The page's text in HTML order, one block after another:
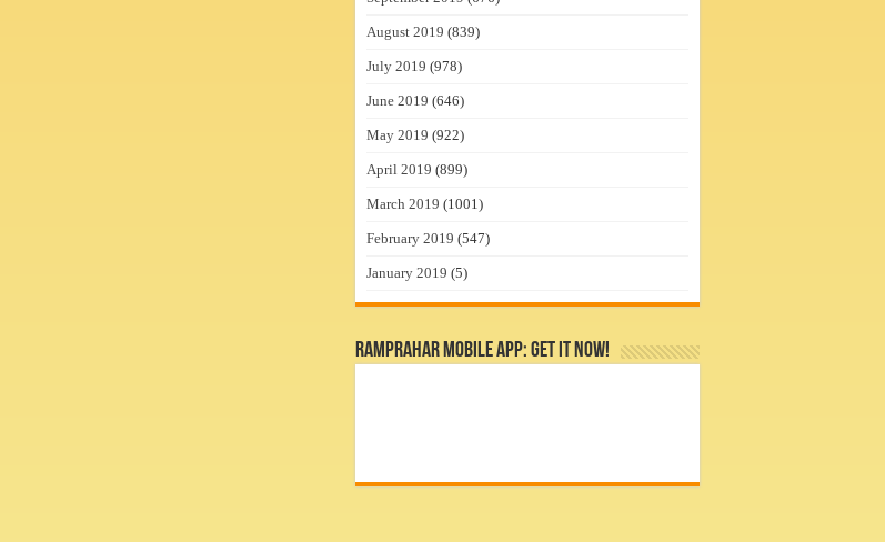
August 2019 (839)
July 2019 (978)
June 2019 (646)
May 2019 (922)
April 2019 (899)
March 2019 (1001)
February 2019 (547)
January 2019 (5)
RamPrahar Mobile App: Get it Now!